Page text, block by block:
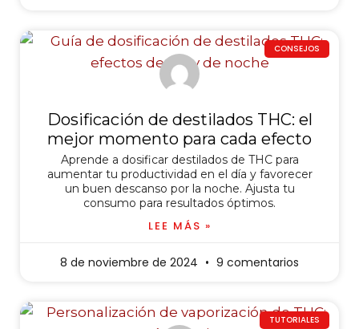
CONSEJOS
Dosificación de destilados THC: el
mejor momento para cada efecto
Aprende a dosificar destilados de THC para
aumentar tu productividad en el día y favorecer
un buen descanso por la noche. Ajusta tu
consumo para resultados óptimos.
LEE MÁS »
8 de noviembre de 2024 9 comentarios
TUTORIALES